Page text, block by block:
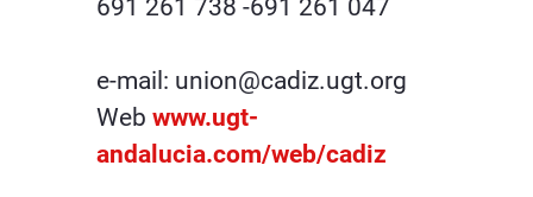
691 261 738 -691 261 047
e-mail: union@cadiz.ugt.org
Web www.ugt-
andalucia.com/web/cadiz